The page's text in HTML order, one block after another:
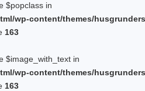
$popclass in
wp-content/themes/
163
$image_with_text in
wp-content/themes/
163